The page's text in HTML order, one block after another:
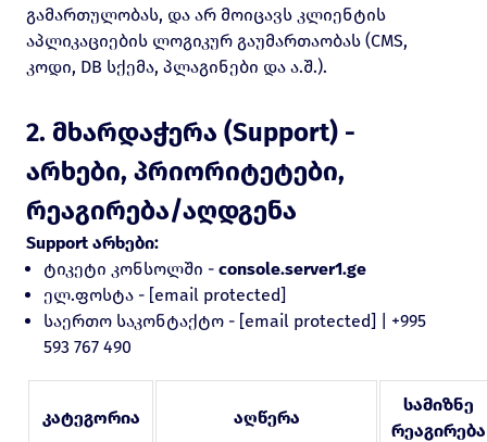
გამართულობას, და არ მოიცავს კლიენტის
აპლიკაციების ლოგიკურ გაუმართაობას (CMS,
კოდი, DB სქემა, პლაგინები და ა.შ.).
2. მხარდაჭერა (Support) -
არხები, პრიორიტეტები,
რეაგირება/აღდგენა
Support არხები:
ტიკეტი კონსოლში - console.server1.ge
ელ.ფოსტა - [email protected]
საერთო საკონტაქტო - [email protected]
+995
593 767 490
კატეგორია აღწერა
სამიზნე
რეაგირება